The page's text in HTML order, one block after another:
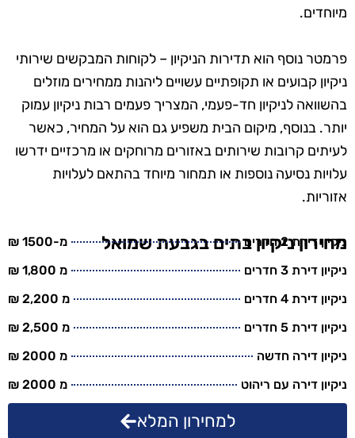
מיוחדים.
פרמטר נוסף הוא תדירות הניקיון – לקוחות המבקשים שירותי
ניקיון קבועים או תקופתיים עשויים ליהנות ממחירים מוזלים
בהשוואה לניקיון חד-פעמי, המצריך פעמים רבות ניקיון עמוק
יותר. בנוסף, מיקום הבית משפיע גם הוא על המחיר, כאשר
לעיתים קרובות שירותים באזורים מרוחקים או מרכזיים ידרשו
עלויות נסיעה נוספות או תמחור מיוחד בהתאם לעלויות
אזוריות.
מחירון ניקיון בתים בגבעת שמואל
ניקיון דירת 2 חדרים
מ-1500 ₪
ניקיון דירת 3 חדרים
מ 1,800 ₪
ניקיון דירת 4 חדרים
מ 2,200 ₪
ניקיון דירת 5 חדרים
מ 2,500 ₪
ניקיון דירה חדשה
מ 2000 ₪
ניקיון דירה עם ריהוט
מ 2000 ₪
למחירון המלא